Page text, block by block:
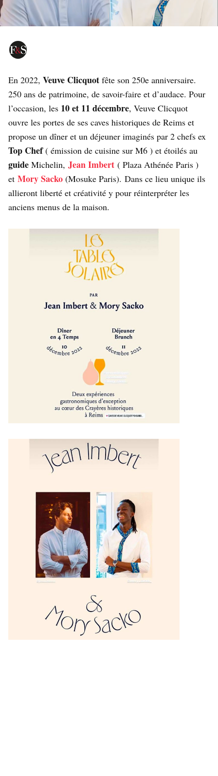
En 2022, Veuve Clicquot fête son 250e anniversaire.
250 ans de patrimoine, de savoir-faire et d’audace. Pour
l’occasion, les 10 et 11 décembre, Veuve Clicquot
ouvre les portes de ses caves historiques de Reims et
propose un dîner et un déjeuner imaginés par 2 chefs ex
Top Chef( émission de cuisine sur M6 ) et étoilés au
guide Michelin, Jean Imbert ( Plaza Athénée Paris )
et Mory Sacko (Mosuke Paris). Dans ce lieu unique ils
allieront liberté et créativité y pour réinterpréter les
anciens menus de la maison.